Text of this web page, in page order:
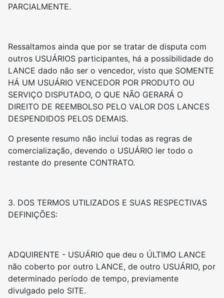
PARCIALMENTE.
Ressaltamos ainda que por se tratar de disputa com
outros USUÁRIOS participantes, há a possibilidade do
LANCE dado não ser o vencedor, visto que SOMENTE
HÁ UM USUÁRIO VENCEDOR POR PRODUTO OU
SERVIÇO DISPUTADO, O QUE NÃO GERARÁ O
DIREITO DE REEMBOLSO PELO VALOR DOS LANCES
DESPENDIDOS PELOS DEMAIS.
O presente resumo não inclui todas as regras de
comercialização, devendo o USUÁRIO ler todo o
restante do presente CONTRATO.
3. DOS TERMOS UTILIZADOS E SUAS RESPECTIVAS
DEFINIÇÕES:
ADQUIRENTE - USUÁRIO que deu o ÚLTIMO LANCE
não coberto por outro LANCE, de outro USUÁRIO, por
determinado período de tempo, previamente
divulgado pelo SITE.